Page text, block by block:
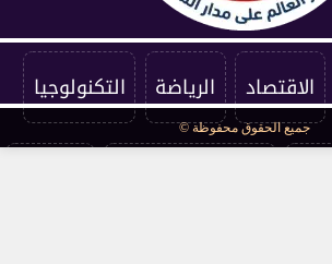
الاقتصاد الرياضة التكنولوجيا
جميع الحقوق محفوظة ©